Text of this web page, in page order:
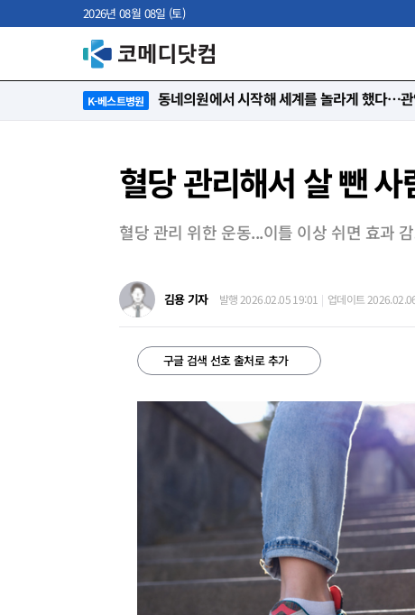
2026년 08월 08일 (토)
K-베스트병원 “절대 먼저 말하지 않아요. 대신 먼저 듣습니
혈당 관리해서 살 뺀
혈당 관리 위한 운동...이틀 이상 쉬면 효과
김용 기자 발행 2026.02.05 19:01 업데이트
구글 검색 선호 출처로 추가